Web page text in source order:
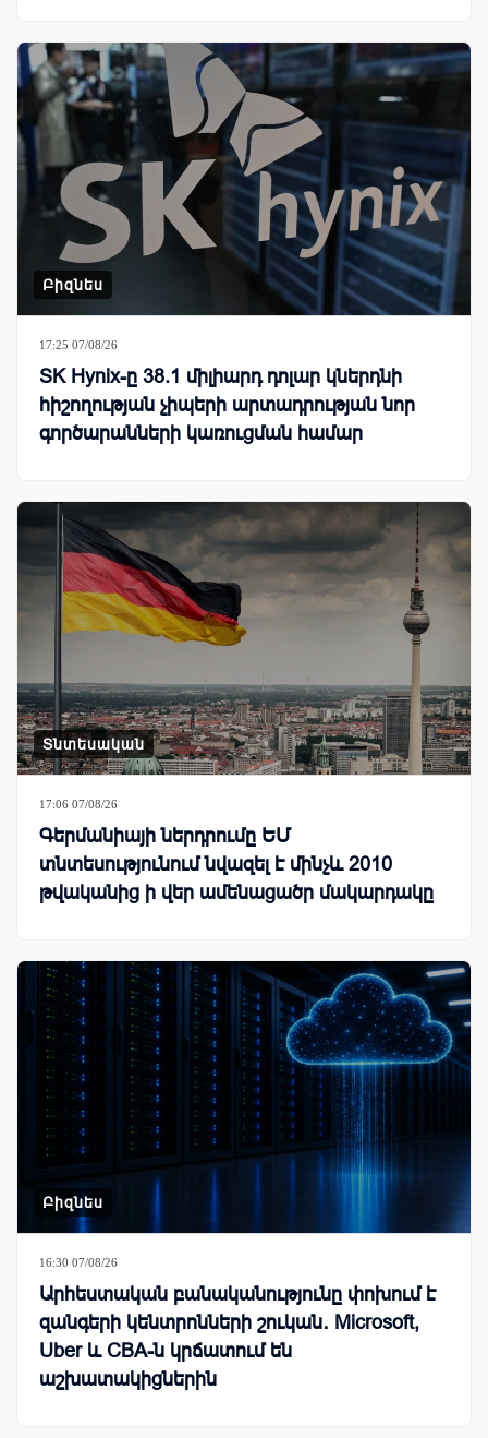
Բիզնես
17:25 07/08/26
SK Hynix-ը 38.1 միլիարդ դոլար կներդնի
հիշողության չիպերի արտադրության նոր
գործարանների կառուցման համար
Տնտեսական
17:06 07/08/26
Գերմանիայի ներդրումը ԵՄ
տնտեսությունում նվազել է մինչև 2010
թվականից ի վեր ամենացածր մակարդակը
Բիզնես
16:30 07/08/26
Արհեստական բանականությունը փոխում է
զանգերի կենտրոնների շուկան․ Microsoft,
Uber և CBA-ն կրճատում են
աշխատակիցներին